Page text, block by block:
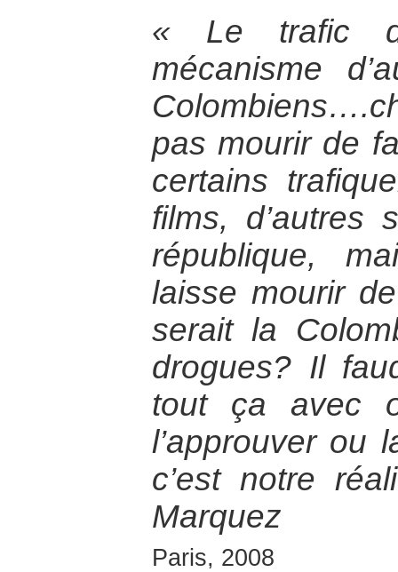
« Le trafic
mécanisme
pas mourir de
certains
films, d’autres
république,
laisse mourir
serait la
drogues? Il
tout ça avec
l’approuver ou
c’est notre
Marquez
Paris, 2008